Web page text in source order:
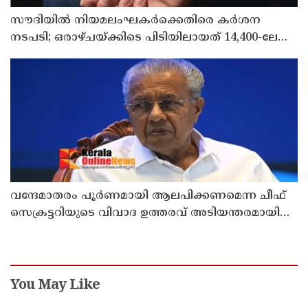
സൗദിയില്‍ നിയമലംഘകര്‍ക്കെതിരെ കര്‍ശന
നടപടി; ഒരാഴ്ചയ്ക്കിടെ പിടിയിലായത് 14,400-ലേറെ
വന്ദേമാതരം പൂർണമായി ആലപിക്കണമെന്ന ചീഫ്
സെക്രട്ടറിയുടെ വിവാദ ഉത്തരവ് അടിയന്തരമായി
You May Like